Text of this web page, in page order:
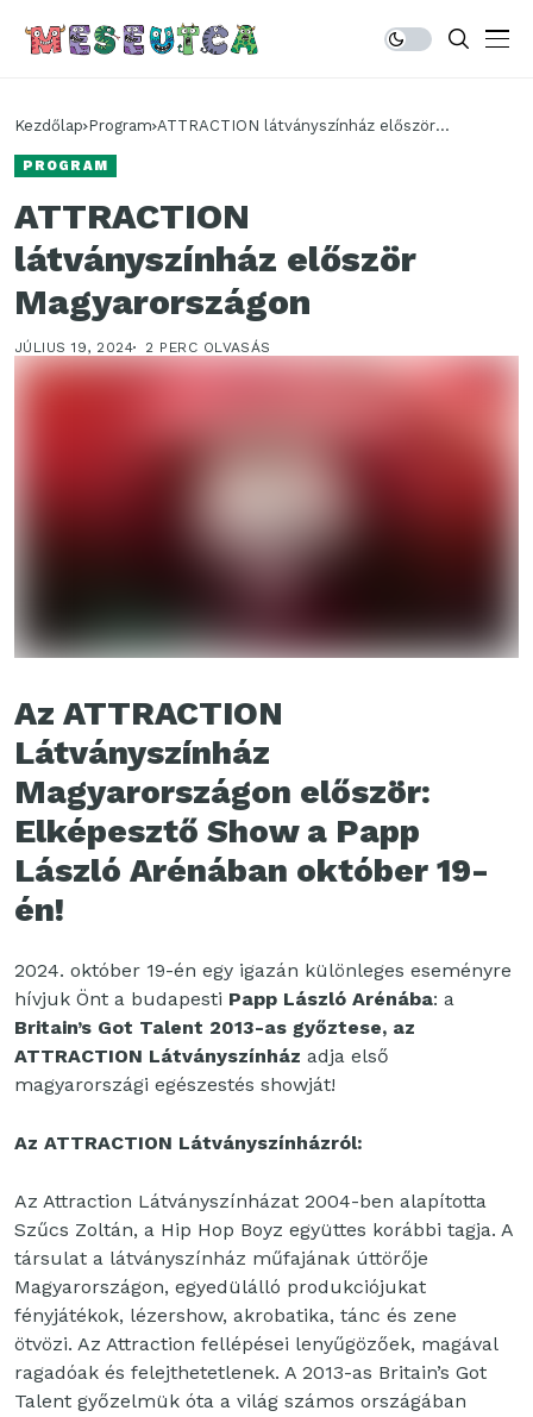
Kezdőlap Program ATTRACTION látványszínház először
PROGRAM
ATTRACTION
látványszínház először
Magyarországon
JÚLIUS 19, 2024 2 PERC OLVASÁS
Az ATTRACTION
Látványszínház
Magyarországon először:
Elképesztő Show a Papp
László Arénában október 19-
én!
2024. október 19-én egy igazán különleges eseményre
hívjuk Önt a budapesti Papp László Arénába: a
Britain’s Got Talent 2013-as győztese, az
ATTRACTION Látványszínház adja első
magyarországi egészestés showját!
Az ATTRACTION Látványszínházról:
Az Attraction Látványszínházat 2004-ben alapította
Szűcs Zoltán, a Hip Hop Boyz együttes korábbi tagja. A
társulat a látványszínház műfajának úttörője
Magyarországon, egyedülálló produkciójukat
fényjátékok, lézershow, akrobatika, tánc és zene
ötvözi. Az Attraction fellépései lenyűgözőek, magával
ragadóak és felejthetetlenek. A 2013-as Britain’s Got
Talent győzelmük óta a világ számos országában